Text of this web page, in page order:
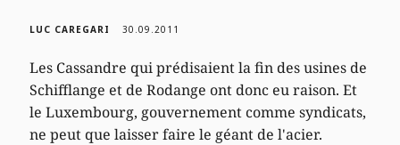
LUC CAREGARI 30.09.2011
Les Cassandre qui prédisaient la fin des usines de
Schifflange et de Rodange ont donc eu raison. Et
le Luxembourg, gouvernement comme syndicats,
ne peut que laisser faire le géant de l'acier.